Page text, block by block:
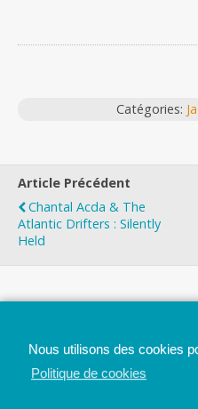
Catégories:
Article Précédent
Chantal Acda & The
Atlantic Drifters : Silently
Held
Nous utilisons des cookies
Politique de cookies